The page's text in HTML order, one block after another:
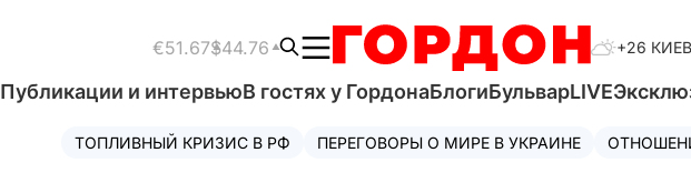
€51.67$44.76 +26 КИЕВ
Публикации и интервьюВ гостях у ГордонаБлогиБульварLIVE
ТОПЛИВНЫЙ КРИЗИС В РФ ПЕРЕГОВОРЫ О МИРЕ В УКРАИНЕ